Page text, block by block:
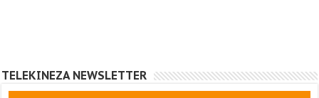
TELEKINEZA NEWSLETTER